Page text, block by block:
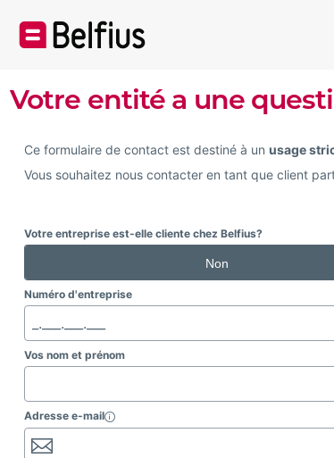
Votre entité a une
Ce formulaire de contact est destiné à un usage
Vous souhaitez nous contacter en tant que client
Votre entreprise est-elle cliente chez Belfius?
Non
Numéro d'entreprise
Vos nom et prénom
Adresse e-mail
